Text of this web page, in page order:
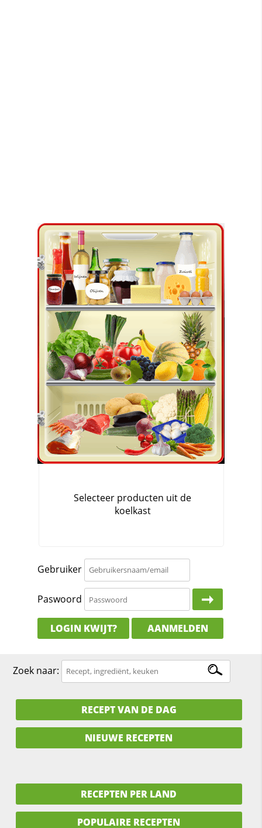
Gebruiker
Paswoord
LOGIN KWIJT? AANMELDEN
Zoek naar:
RECEPT VAN DE DAG
NIEUWE RECEPTEN
RECEPTEN PER LAND
POPULAIRE RECEPTEN